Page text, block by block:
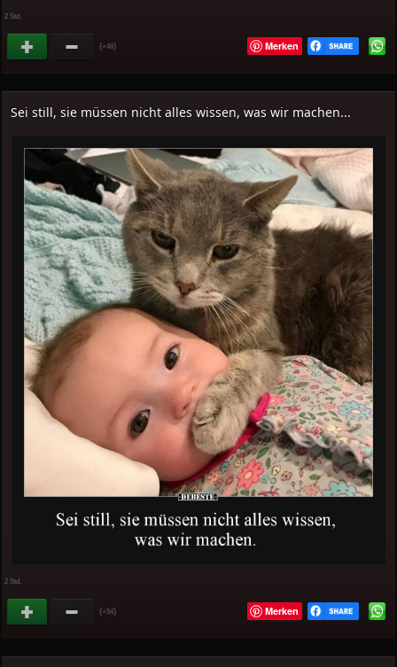
2 Std.
(+48) Merken
Sei still, sie müssen nicht alles wissen, was wir machen...
2 Std.
(+54) Merken